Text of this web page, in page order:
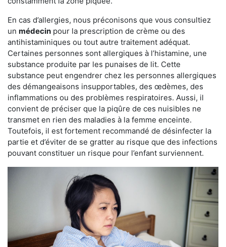
En cas d’allergies, nous préconisons que vous consultiez
un médecin pour la prescription de crème ou des
antihistaminiques ou tout autre traitement adéquat.
Certaines personnes sont allergiques à l’histamine, une
substance produite par les punaises de lit. Cette
substance peut engendrer chez les personnes allergiques
des démangeaisons insupportables, des œdèmes, des
inflammations ou des problèmes respiratoires. Aussi, il
convient de préciser que la piqûre de ces nuisibles ne
transmet en rien des maladies à la femme enceinte.
Toutefois, il est fortement recommandé de désinfecter la
partie et d’éviter de se gratter au risque que des infections
pouvant constituer un risque pour l’enfant surviennent.